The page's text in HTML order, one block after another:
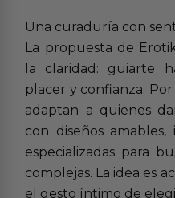
Una curaduría con
La propuesta de
la claridad: guiarte
placer y confianza. Por
adaptan a quienes
con diseños
especializadas para
complejas. La idea es
el gesto íntimo de